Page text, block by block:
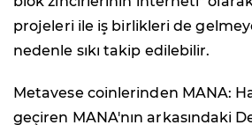
projeleri ile iş birlikleri de
nedenle sıkı takip edilebilir.
Metavese coinlerinden MANA:
geçiren MANA'nın arkasındaki